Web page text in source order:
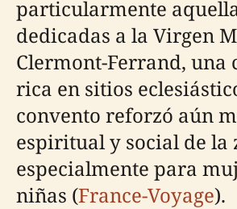
particularmente
dedicadas a la Virgen
Clermont-Ferrand, una
rica en sitios
convento reforzó aún
espiritual y social de la
especialmente para
niñas (France-Voyage).